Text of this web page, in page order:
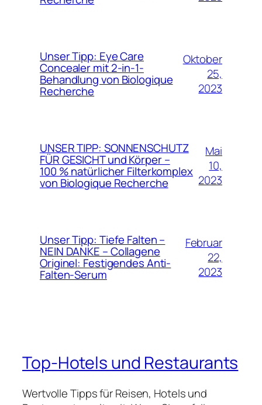
Unser Tipp: Eye Care
Concealer mit 2-in-1-
Behandlung von Biologique
Recherche
Oktober
25,
2023
UNSER TIPP: SONNENSCHUTZ
FÜR GESICHT und Körper –
100 % natürlicher Filterkomplex
von Biologique Recherche
Mai
10,
2023
Unser Tipp: Tiefe Falten –
NEIN DANKE – Collagene
Originel: Festigendes Anti-
Falten-Serum
Februar
22,
2023
Top-Hotels und Restaurants
Wertvolle Tipps für Reisen, Hotels und